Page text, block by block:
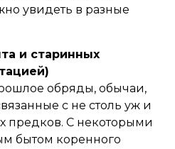
увидеть в разные
и старинных
обряды, обычаи,
с не столь уж и
предков. С некоторыми
бытом коренного